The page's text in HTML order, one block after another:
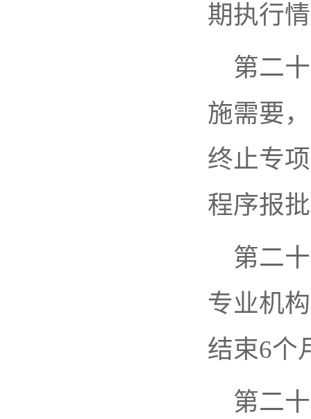
期执行
第二
施需要
终止专
程序报
第二
专业机
结束6个
第二